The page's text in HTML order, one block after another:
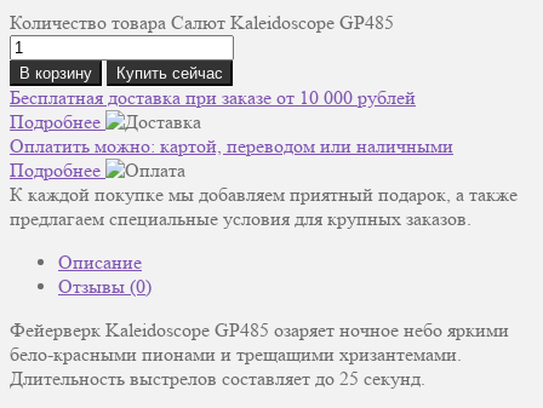
Количество товара Салют Kaleidoscope GP485
В корзину Купить сейчас
Бесплатная доставка при заказе от 10 000 рублей
Подробнее
Оплатить можно: картой, переводом или наличными
Подробнее
К каждой покупке мы добавляем приятный подарок, а также
предлагаем специальные условия для крупных заказов.
Описание
Отзывы (0)
Фейерверк Kaleidoscope GP485 озаряет ночное небо яркими
бело-красными пионами и трещащими хризантемами.
Длительность выстрелов составляет до 25 секунд.